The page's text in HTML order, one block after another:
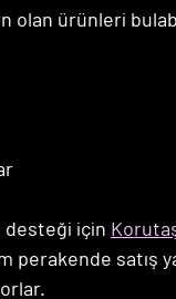
olan ürünleri
desteği için
satış